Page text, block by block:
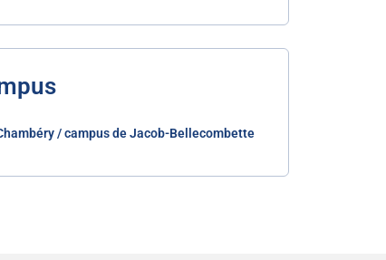
/ campus de Jacob-Bellecombette